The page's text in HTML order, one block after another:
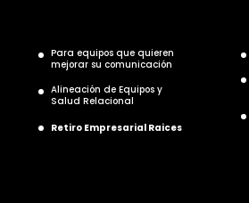
Para equipos que quieren
mejorar su comunicación
Alineación de Equipos y
Salud Relacional
Retiro Empresarial Raices